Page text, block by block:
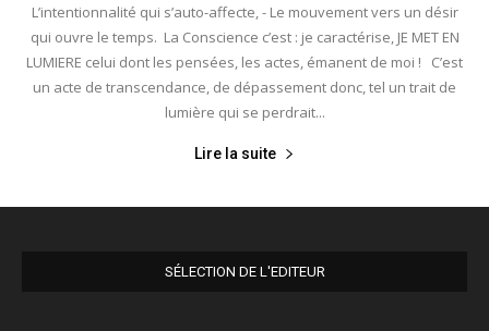
L’intentionnalité qui s’auto-affecte, - Le mouvement vers un désir
qui ouvre le temps. La Conscience c’est : je caractérise, JE MET EN
LUMIERE celui dont les pensées, les actes, émanent de moi ! C’est
un acte de transcendance, de dépassement donc, tel un trait de
lumière qui se perdrait...
Lire la suite
SÉLECTION DE L'EDITEUR